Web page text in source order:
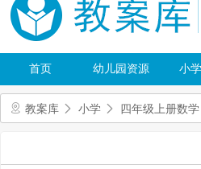
首页 幼儿园资源 小
教案库 小学 四年级上册数学